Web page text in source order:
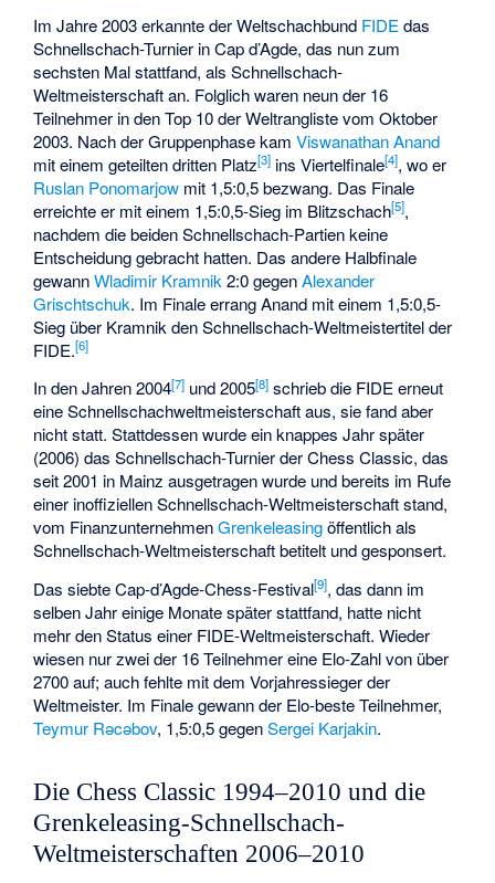
Im Jahre 2003 erkannte der Weltschachbund FIDE das
Schnellschach-Turnier in Cap d’Agde, das nun zum
sechsten Mal stattfand, als Schnellschach-
Weltmeisterschaft an. Folglich waren neun der 16
Teilnehmer in den Top 10 der Weltrangliste vom Oktober
2003. Nach der Gruppenphase kamViswanathan Anand
mit einem geteilten dritten Platz[3] ins Viertelfinale[4], wo er
Ruslan Ponomarjow mit 1,5:0,5 bezwang. Das Finale
erreichte er mit einem 1,5:0,5-Sieg im Blitzschach[5],
nachdem die beiden Schnellschach-Partien keine
Entscheidung gebracht hatten. Das andere Halbfinale
gewannWladimir Kramnik 2:0 gegenAlexander
Grischtschuk. Im Finale errang Anand mit einem 1,5:0,5-
Sieg über Kramnik den Schnellschach-Weltmeistertitel der
FIDE.[6]
In den Jahren 2004[7] und 2005[8] schrieb die FIDE erneut
eine Schnellschachweltmeisterschaft aus, sie fand aber
nicht statt. Stattdessen wurde ein knappes Jahr später
(2006) das Schnellschach-Turnier der Chess Classic, das
seit 2001 in Mainz ausgetragen wurde und bereits im Rufe
einer inoffiziellen Schnellschach-Weltmeisterschaft stand,
vom FinanzunternehmenGrenkeleasingöffentlich als
Schnellschach-Weltmeisterschaft betitelt und gesponsert.
Das siebte Cap-d’Agde-Chess-Festival[9], das dann im
selben Jahr einige Monate später stattfand, hatte nicht
mehr den Status einer FIDE-Weltmeisterschaft. Wieder
wiesen nur zwei der 16 Teilnehmer eine Elo-Zahl von über
2700 auf; auch fehlte mit dem Vorjahressieger der
Weltmeister. Im Finale gewann der Elo-beste Teilnehmer,
Teymur Rəcəbov, 1,5:0,5 gegenSergei Karjakin.
Die Chess Classic 1994–2010 und die
Grenkeleasing-Schnellschach-
Weltmeisterschaften 2006–2010